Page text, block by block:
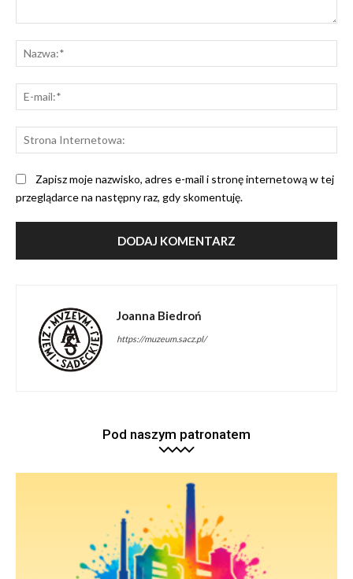
Zapisz moje nazwisko, adres e-mail i stronę internetową w tej
przeglądarce na następny raz, gdy skomentuję.
Joanna Biedroń
https://muzeum.sacz.pl/
Pod naszym patronatem